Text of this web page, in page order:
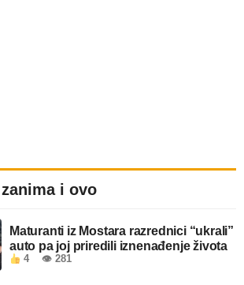
i ovo
Maturanti iz Mostara razrednici “ukrali”
auto pa joj priredili iznenađenje života
4 👁 281